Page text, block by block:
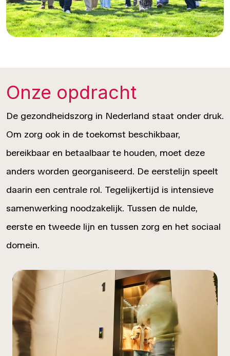
Onze opdracht
De gezondheidszorg in Nederland staat onder druk.
Om zorg ook in de toekomst beschikbaar,
bereikbaar en betaalbaar te houden, moet deze
anders worden georganiseerd. De eerstelijn speelt
daarin een centrale rol. Tegelijkertijd is intensieve
samenwerking noodzakelijk. Tussen de nulde,
eerste en tweede lijn en tussen zorg en het sociaal
domein.